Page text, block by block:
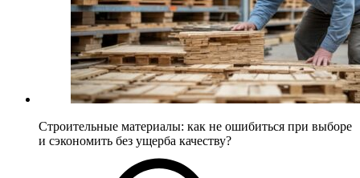
Строительные материалы: как не ошибиться при выборе
и сэкономить без ущерба качеству?